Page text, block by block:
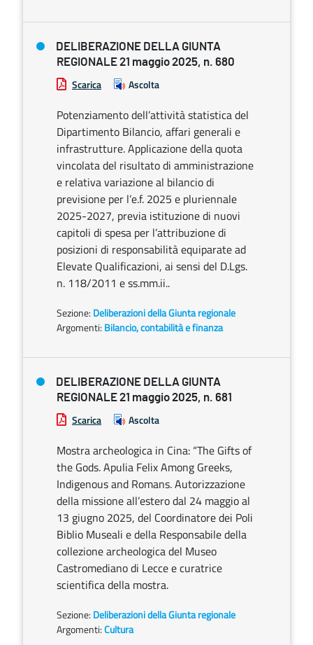
DELIBERAZIONE DELLA GIUNTA
REGIONALE 21 maggio 2025, n. 680
Scarica Ascolta
Potenziamento dell’attività statistica del
Dipartimento Bilancio, affari generali e
infrastrutture. Applicazione della quota
vincolata del risultato di amministrazione
e relativa variazione al bilancio di
previsione per l’e.f. 2025 e pluriennale
2025-2027, previa istituzione di nuovi
capitoli di spesa per l’attribuzione di
posizioni di responsabilità equiparate ad
Elevate Qualificazioni, ai sensi del D.Lgs.
n. 118/2011 e ss.mm.ii..
Sezione: Deliberazioni della Giunta regionale
Argomenti: Bilancio, contabilità e finanza
DELIBERAZIONE DELLA GIUNTA
REGIONALE 21 maggio 2025, n. 681
Scarica Ascolta
Mostra archeologica in Cina: “The Gifts of
the Gods. Apulia Felix Among Greeks,
Indigenous and Romans. Autorizzazione
della missione all’estero dal 24 maggio al
13 giugno 2025, del Coordinatore dei Poli
Biblio Museali e della Responsabile della
collezione archeologica del Museo
Castromediano di Lecce e curatrice
scientifica della mostra.
Sezione: Deliberazioni della Giunta regionale
Argomenti:Cultura